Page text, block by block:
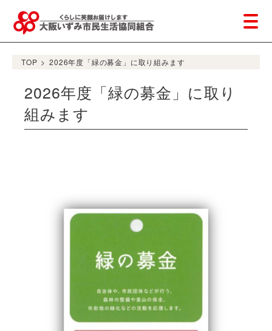
TOP > 2026年度「緑の募金」に取り組みます
2026年度「緑の募金」に取り
組みます